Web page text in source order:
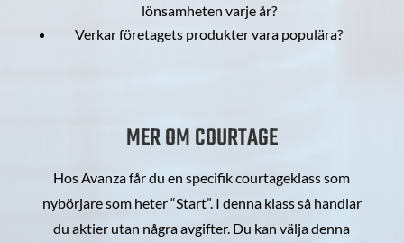
lönsamheten varje år?
Verkar företagets produkter vara populära?
MER OM COURTAGE
Hos Avanza får du en specifik courtageklass som
nybörjare som heter “Start”. I denna klass så handlar
du aktier utan några avgifter. Du kan välja denna